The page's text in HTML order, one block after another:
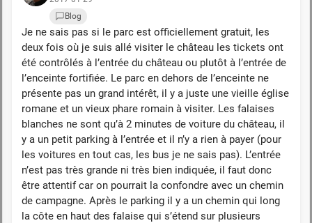
Blog
Je ne sais pas si le parc est officiellement gratuit, les
deux fois où je suis allé visiter le château les tickets ont
été contrôlés à l’entrée du château ou plutôt à l’entrée de
l’enceinte fortifiée. Le parc en dehors de l’enceinte ne
présente pas un grand intérêt, il y a juste une vieille église
romane et un vieux phare romain à visiter. Les falaises
blanches ne sont qu’à 2 minutes de voiture du château, il
y a un petit parking à l’entrée et il n’y a rien à payer (pour
les voitures en tout cas, les bus je ne sais pas). L’entrée
n’est pas très grande ni très bien indiquée, il faut donc
être attentif car on pourrait la confondre avec un chemin
de campagne. Après le parking il y a un chemin qui long
la côte en haut des falaise qui s’étend sur plusieurs